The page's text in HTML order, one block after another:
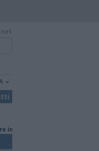
Pisa